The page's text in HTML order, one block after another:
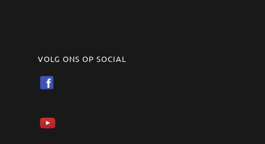
VOLG ONS OP SOCIAL